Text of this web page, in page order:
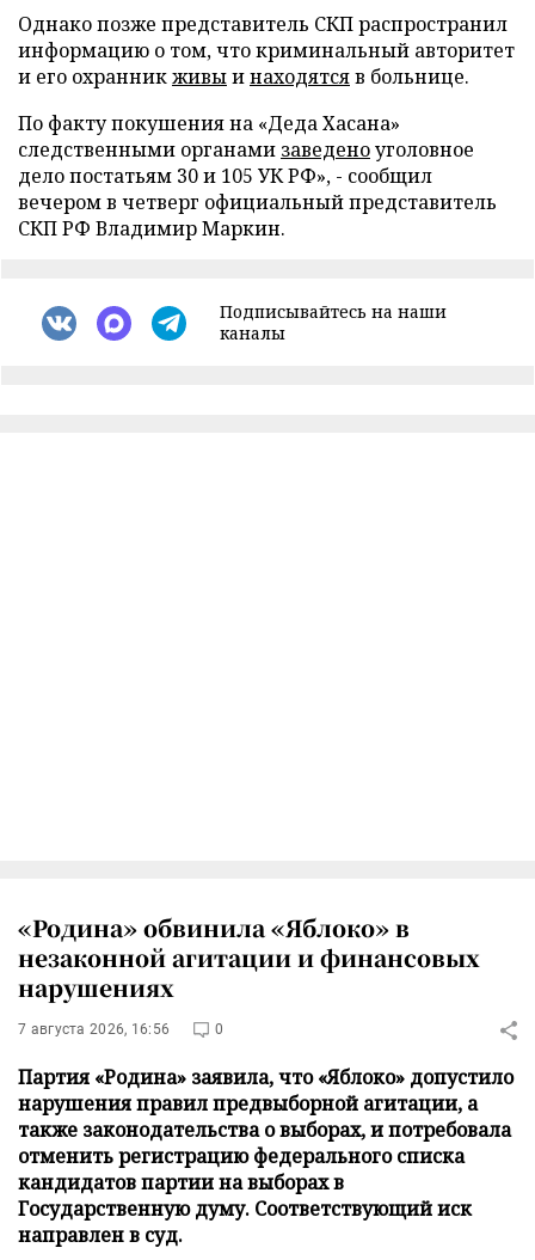
Однако позже представитель СКП распространил
информацию о том, что криминальный авторитет
и его охранникживыинаходятсяв больнице.
По факту покушения на «Деда Хасана»
следственными органами заведеноуголовное
дело постатьям 30 и 105 УК РФ», - сообщил
вечером в четверг официальный представитель
СКП РФ Владимир Маркин.
Подписывайтесь на наши
каналы
«Родина» обвинила «Яблоко» в
незаконной агитации и финансовых
нарушениях
7 августа 2026, 16:56 0
Партия «Родина» заявила, что «Яблоко» допустило
нарушения правил предвыборной агитации, а
также законодательства о выборах, и потребовала
отменить регистрацию федерального списка
кандидатов партии на выборах в
Государственную думу. Соответствующий иск
направлен в суд.